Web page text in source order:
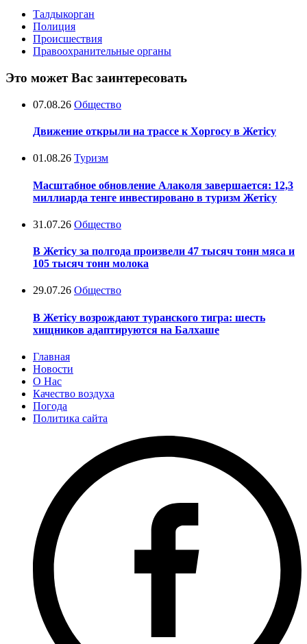
Талдыкорган
Полиция
Происшествия
Правоохранительные органы
Это может Вас заинтересовать
07.08.26 Общество
Движение открыли на трассе к Хоргосу в Жетісу
01.08.26 Туризм
Масштабное обновление Алаколя завершается: 12,3
миллиарда тенге инвестировано в туризм Жетісу
31.07.26 Общество
В Жетісу за полгода произвели 47 тысяч тонн мяса и
105 тысяч тонн молока
29.07.26 Общество
В Жетісу возрождают туранского тигра: шесть
хищников адаптируются на Балхаше
Главная
Новости
О Нас
Качество воздуха
Погода
Политика сайта